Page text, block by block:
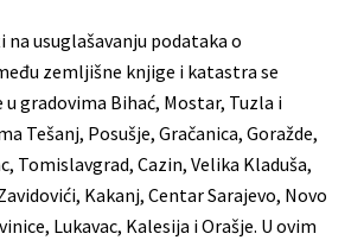
usuglašavanju podataka o
zemljišne knjige i katastra se
gradovima Bihać, Mostar, Tuzla i
Tešanj, Posušje, Gračanica, Goražde,
Tomislavgrad, Cazin, Velika Kladuša,
Kakanj, Centar Sarajevo, Novo
Lukavac, Kalesija i Orašje. U ovim